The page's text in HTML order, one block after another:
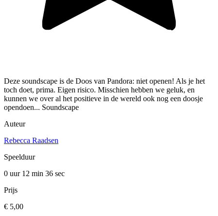
Deze soundscape is de Doos van Pandora: niet openen! Als je het
toch doet, prima. Eigen risico. Misschien hebben we geluk, en
kunnen we over al het positieve in de wereld ook nog een doosje
opendoen... Soundscape
Auteur
Rebecca Raadsen
Speelduur
0 uur 12 min 36 sec
Prijs
€ 5,00